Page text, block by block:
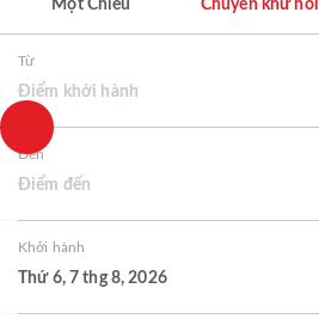
Một Chiều Chuyến khứ hồi
Từ
Điểm khởi hành
Đến
Điểm đến
Khởi hành
Thứ 6, 7 thg 8, 2026